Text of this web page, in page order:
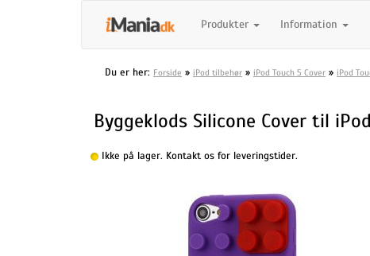
Produkter Information
Du er her: Forside » iPod tilbehør » iPod Touch 5 Cover » iPod
Byggeklods Silicone Cover til
Ikke på lager. Kontakt os for leveringstider.